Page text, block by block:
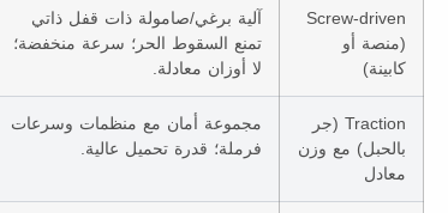
Screw-driven
(منصة أو
كابينة)
آلية برغي/صامولة ذات قفل ذاتي
تمنع السقوط الحر؛ سرعة منخفضة؛
لا أوزان معادلة.
Traction (جر
بالحبل) مع وزن
معادل
مجموعة أمان مع منظمات وسرعات
فرملة؛ قدرة تحميل عالية.